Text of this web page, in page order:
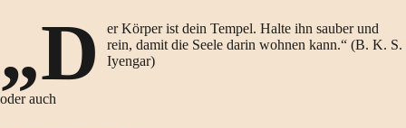
„D
er Körper ist dein Tempel. Halte ihn sauber und
rein, damit die Seele darin wohnen kann.“ (B. K. S.
Iyengar)
oder auch